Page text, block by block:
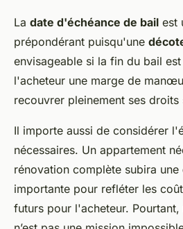
La date d'échéance de bail est
prépondérant puisqu'une
envisageable si la fin du bail
l'acheteur une marge de
recouvrer pleinement ses droits
Il importe aussi de considérer
nécessaires. Un appartement
rénovation complète subira une
importante pour refléter les
futurs pour l'acheteur. Pourtant,